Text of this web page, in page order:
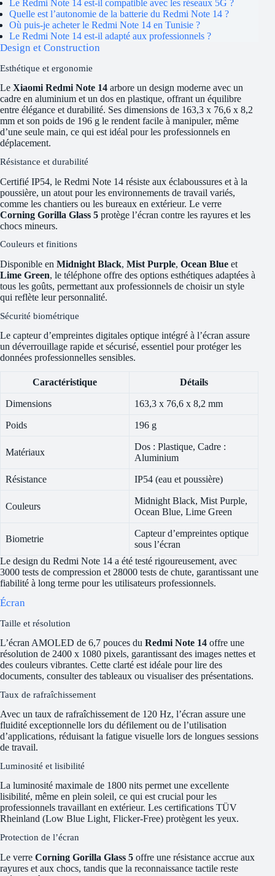
Le Redmi Note 14 est-il compatible avec les réseaux 5G ?
Quelle est l’autonomie de la batterie du Redmi Note 14 ?
Où puis-je acheter le Redmi Note 14 en Tunisie ?
Le Redmi Note 14 est-il adapté aux professionnels ?
Design et Construction
Esthétique et ergonomie
Le Xiaomi Redmi Note 14 arbore un design moderne avec un
cadre en aluminium et un dos en plastique, offrant un équilibre
entre élégance et durabilité. Ses dimensions de 163,3 x 76,6 x 8,2
mm et son poids de 196 g le rendent facile à manipuler, même
d’une seule main, ce qui est idéal pour les professionnels en
déplacement.
Résistance et durabilité
Certifié IP54, le Redmi Note 14 résiste aux éclaboussures et à la
poussière, un atout pour les environnements de travail variés,
comme les chantiers ou les bureaux en extérieur. Le verre
Corning Gorilla Glass 5 protège l’écran contre les rayures et les
chocs mineurs.
Couleurs et finitions
Disponible en Midnight Black, Mist Purple, Ocean Blue et
Lime Green, le téléphone offre des options esthétiques adaptées à
tous les goûts, permettant aux professionnels de choisir un style
qui reflète leur personnalité.
Sécurité biométrique
Le capteur d’empreintes digitales optique intégré à l’écran assure
un déverrouillage rapide et sécurisé, essentiel pour protéger les
données professionnelles sensibles.
Caractéristique Détails
Dimensions 163,3 x 76,6 x 8,2 mm
Poids 196 g
Matériaux
Dos : Plastique, Cadre :
Aluminium
Résistance IP54 (eau et poussière)
Couleurs
Midnight Black, Mist Purple,
Ocean Blue, Lime Green
Biometrie
Capteur d’empreintes optique
sous l’écran
Le design du Redmi Note 14 a été testé rigoureusement, avec
3000 tests de compression et 28000 tests de chute, garantissant une
fiabilité à long terme pour les utilisateurs professionnels.
Écran
Taille et résolution
L’écran AMOLED de 6,7 pouces du Redmi Note 14 offre une
résolution de 2400 x 1080 pixels, garantissant des images nettes et
des couleurs vibrantes. Cette clarté est idéale pour lire des
documents, consulter des tableaux ou visualiser des présentations.
Taux de rafraîchissement
Avec un taux de rafraîchissement de 120 Hz, l’écran assure une
fluidité exceptionnelle lors du défilement ou de l’utilisation
d’applications, réduisant la fatigue visuelle lors de longues sessions
de travail.
Luminosité et lisibilité
La luminosité maximale de 1800 nits permet une excellente
lisibilité, même en plein soleil, ce qui est crucial pour les
professionnels travaillant en extérieur. Les certifications TÜV
Rheinland (Low Blue Light, Flicker-Free) protègent les yeux.
Protection de l’écran
Le verre Corning Gorilla Glass 5 offre une résistance accrue aux
rayures et aux chocs, tandis que la reconnaissance tactile reste